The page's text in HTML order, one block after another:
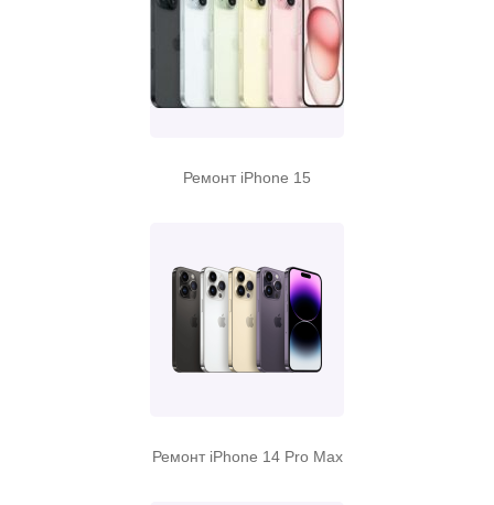
Ремонт iPhone 15
Ремонт iPhone 14 Pro Max